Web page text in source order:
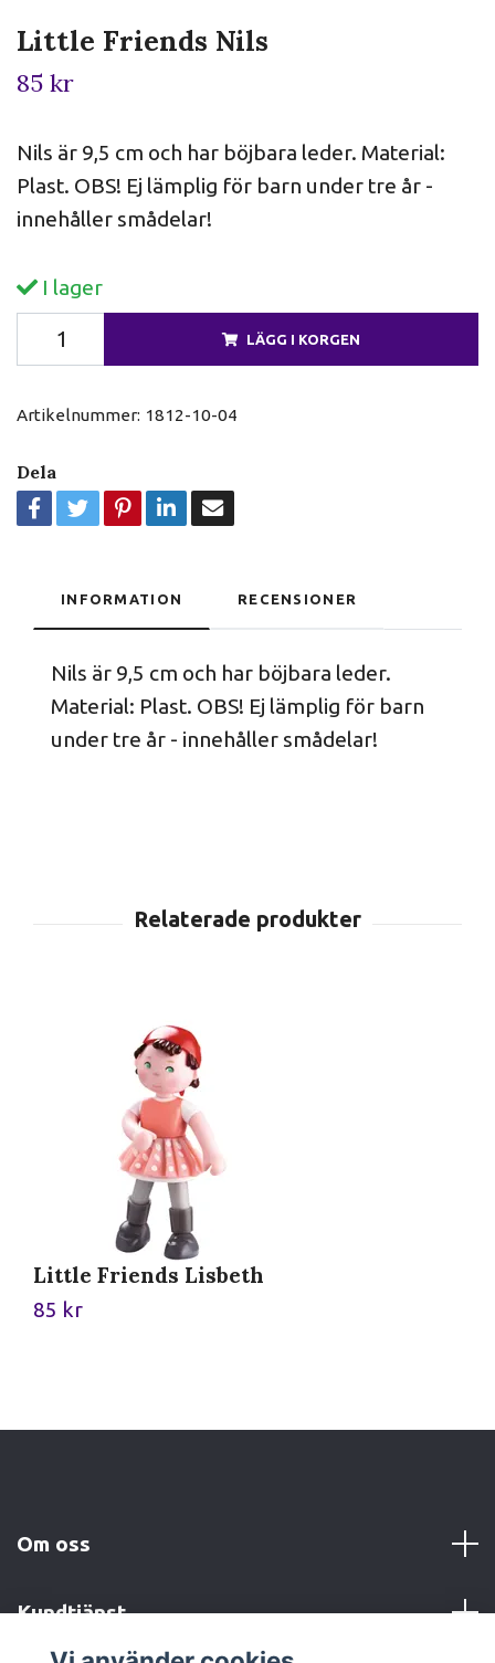
Little Friends Nils
85 kr
Nils är 9,5 cm och har böjbara leder. Material:
Plast. OBS! Ej lämplig för barn under tre år -
innehåller smådelar!
I lager
LÄGG I KORGEN
Artikelnummer: 1812-10-04
Dela
INFORMATION RECENSIONER
Nils är 9,5 cm och har böjbara leder.
Material: Plast. OBS! Ej lämplig för barn
under tre år - innehåller smådelar!
Little Friends Lisbeth
85 kr
Om oss
Kundtjänst